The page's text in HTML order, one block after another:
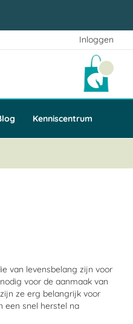
Inloggen
Kenniscentrum
van levensbelang zijn voor
voor de aanmaak van
ze erg belangrijk voor
een snel herstel na